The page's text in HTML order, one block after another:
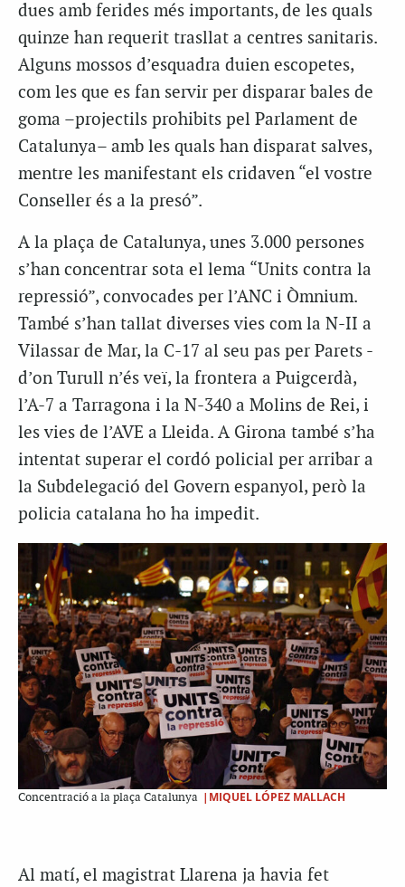
dues amb ferides més importants, de les quals
quinze han requerit trasllat a centres sanitaris.
Alguns mossos d’esquadra duien escopetes,
com les que es fan servir per disparar bales de
goma –projectils prohibits pel Parlament de
Catalunya– amb les quals han disparat salves,
mentre les manifestant els cridaven “el vostre
Conseller és a la presó”.
A la plaça de Catalunya, unes 3.000 persones
s’han concentrar sota el lema “Units contra la
repressió”, convocades per l’ANC i Òmnium.
També s’han tallat diverses vies com la N-II a
Vilassar de Mar, la C-17 al seu pas per Parets -
d’on Turull n’és veï, la frontera a Puigcerdà,
l’A-7 a Tarragona i la N-340 a Molins de Rei, i
les vies de l’AVE a Lleida. A Girona també s’ha
intentat superar el cordó policial per arribar a
la Subdelegació del Govern espanyol, però la
policia catalana ho ha impedit.
Concentració a la plaça Catalunya |MIQUEL LÓPEZ MALLACH
Al matí, el magistrat Llarena ja havia fet